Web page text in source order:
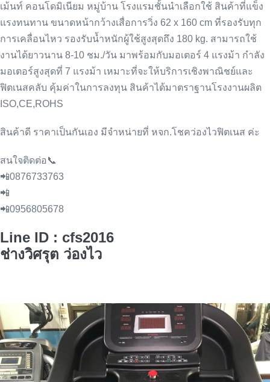
เม้นท์ คอนโดมิเนียม หมู่บ้าน โรงแรมชั้นนำเลือกใช้ สินค้าที่แข็ง
แรงทนทาน ขนาดหน้ากว้างเสื่อการวิ่ง 62 x 160 cm ที่รองรับทุก
การเคลื่อนไหว รองรับน้ำหนักผู้ใช้สูงสุดถึง 180 kg. สามารถใช้
งานได้ยาวนาน 8-10 ชม./วัน มาพร้อมกับมอเตอร์ 4 แรงม้า กำลัง
มอเตอร์สูงสุดที่ 7 แรงม้า เหมาะที่จะให้บริการเชิงพาณิชย์และ
ฟิตเนสคลับ คุ้มค่าในการลงทุน สินค้าได้มาตราฐานโรงงานผลิต
ISO,CE,ROHS
สินค้าดี ราคาเป็นกันเอง มีจำหน่ายที่ หจก.โชคว่องไวฟิตเนส ค่ะ
สนใจติดต่อ📞
📲0876733763
📲
📲0956805678
Line ID : cfs2016
ช่างวิศรุต ว่องไว